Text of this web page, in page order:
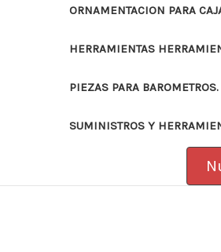
ORNAMENTACION PARA
HERRAMIENTAS
PIEZAS PARA
SUMINISTROS Y